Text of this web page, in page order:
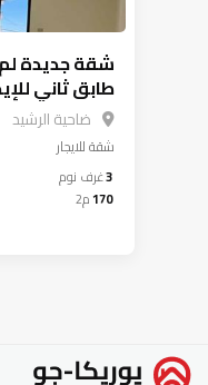
طابق ثاني
الرشيدضاحية الرشيد
شقةللايجار
3غرف نوم
170م2